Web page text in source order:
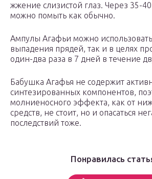
жжение слизистой глаз. Через 35-
можно помыть как обычно.
Ампулы Агафьи можно
выпадения прядей, так и в целях
один-два раза в 7 дней в течение
Бабушка Агафья не содержит
синтезированных компонентов,
молниеносного эффекта, как от
средств, не стоит, но и опасаться
последствий тоже.
Понравилась